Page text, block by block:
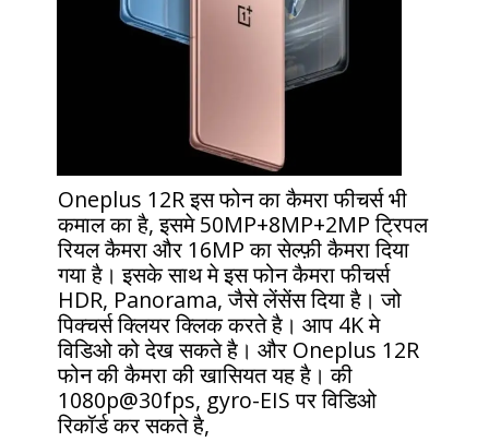
Oneplus 12R इस फोन का कैमरा फीचर्स भी
कमाल का है, इसमे 50MP+8MP+2MP ट्रिपल
रियल कैमरा और 16MP का सेल्फ़ी कैमरा दिया
गया है। इसके साथ मे इस फोन कैमरा फीचर्स
HDR, Panorama, जैसे लेंसेंस दिया है। जो
पिक्चर्स क्लियर क्लिक करते है। आप 4K मे
विडिओ को देख सकते है। और Oneplus 12R
फोन की कैमरा की खासियत यह है। की
1080p@30fps, gyro-EIS पर विडिओ
रिकॉर्ड कर सकते है,